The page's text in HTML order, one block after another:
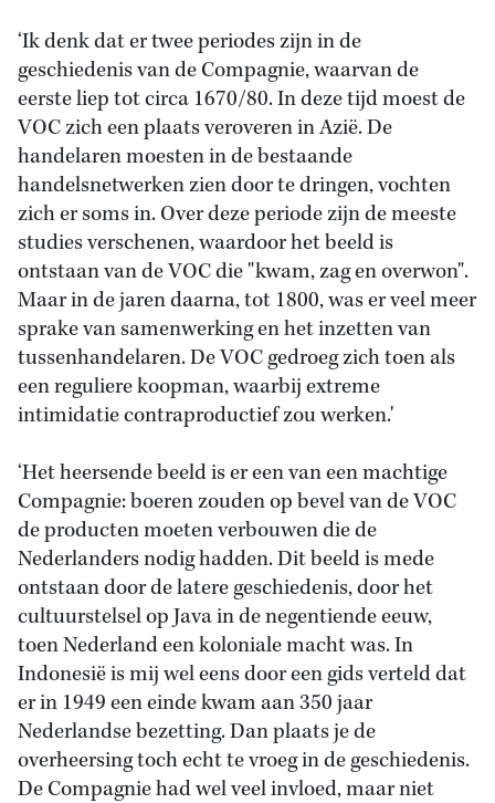
‘Ik denk dat er twee periodes zijn in de
geschiedenis van de Compagnie, waarvan de
eerste liep tot circa 1670/80. In deze tijd moest de
VOC zich een plaats veroveren in Azië. De
handelaren moesten in de bestaande
handelsnetwerken zien door te dringen, vochten
zich er soms in. Over deze periode zijn de meeste
studies verschenen, waardoor het beeld is
ontstaan van de VOC die "kwam, zag en overwon".
Maar in de jaren daarna, tot 1800, was er veel meer
sprake van samenwerking en het inzetten van
tussenhandelaren. De VOC gedroeg zich toen als
een reguliere koopman, waarbij extreme
intimidatie contraproductief zou werken.'
‘Het heersende beeld is er een van een machtige
Compagnie: boeren zouden op bevel van de VOC
de producten moeten verbouwen die de
Nederlanders nodig hadden. Dit beeld is mede
ontstaan door de latere geschiedenis, door het
cultuurstelsel op Java in de negentiende eeuw,
toen Nederland een koloniale macht was. In
Indonesië is mij wel eens door een gids verteld dat
er in 1949 een einde kwam aan 350 jaar
Nederlandse bezetting. Dan plaats je de
overheersing toch echt te vroeg in de geschiedenis.
De Compagnie had wel veel invloed, maar niet